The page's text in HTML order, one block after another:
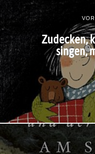
Zudecken,
singen,